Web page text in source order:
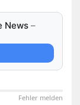
News –
Fehler melden